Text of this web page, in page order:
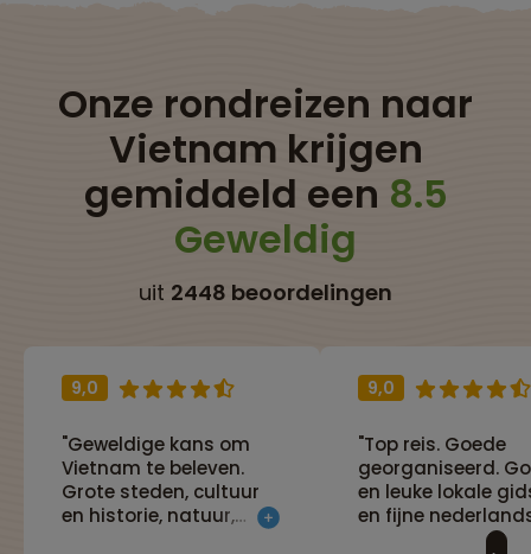
Onze rondreizen naar
Vietnam krijgen
gemiddeld een 8.5
Geweldig
uit 2448 beoordelingen
9,0
"Geweldige kans om
Vietnam te beleven.
Grote steden, cultuur
en historie, natuur,
9,0
"Top reis. Goede
georganiseerd.
en leuke lokale
en fijne
reisbegeleider."